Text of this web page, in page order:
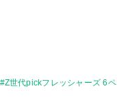
世代pickフレッシャーズ 6